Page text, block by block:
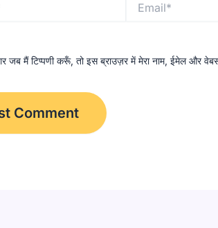
जब मैं टिप्पणी करूँ, तो इस ब्राउज़र में मेरा नाम, ईमेल और